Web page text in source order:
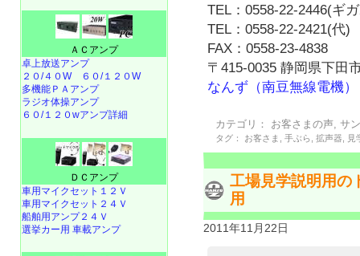
TEL：0558-22-2446(ギ
TEL：0558-22-2421(代)
FAX：0558-23-4838
〒415-0035 静岡県下田
なんず（南豆無線電機）
カテゴリ： お客さまの声 ,サ
タグ： お客さま ,手ぶら ,拡声器 見
工場見学説明用の
用
2011年11月22日
ＡＣアンプ
卓上放送アンプ
２０/４０W
６０/１２０W
多機能ＰＡアンプ
ラジオ体操アンプ
６０/１２０wアンプ詳細
ＤＣアンプ
車用マイクセット１２Ｖ
車用マイクセット２４Ｖ
船舶用アンプ２４Ｖ
選挙カー用 車載アンプ